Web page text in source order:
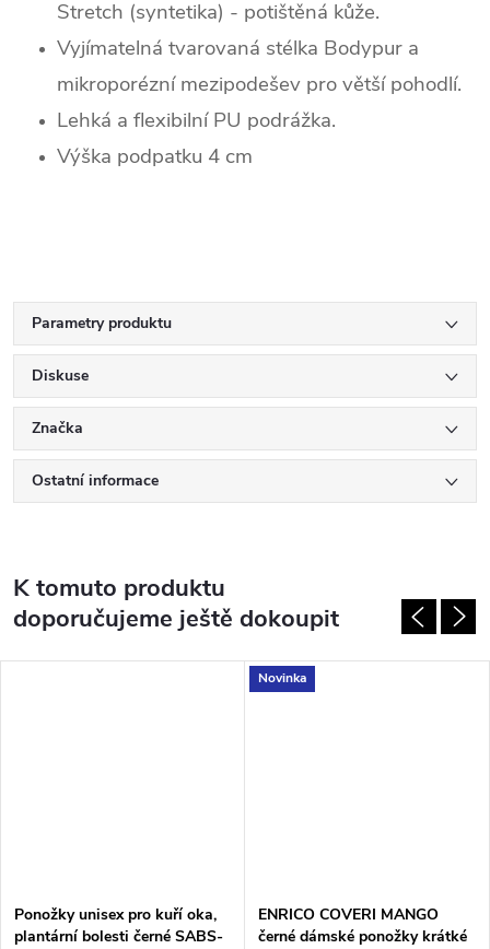
Stretch (syntetika) - potištěná kůže.
Vyjímatelná tvarovaná stélka Bodypur a
mikroporézní mezipodešev pro větší pohodlí.
Lehká a flexibilní PU podrážka.
Výška podpatku 4 cm
Parametry produktu
Diskuse
Značka
Ostatní informace
K tomuto produktu
doporučujeme ještě dokoupit
Ponožky unisex pro kuří oka,
plantární bolesti černé SABS-
Novinka
ENRICO COVERI MANGO
černé dámské ponožky krátké